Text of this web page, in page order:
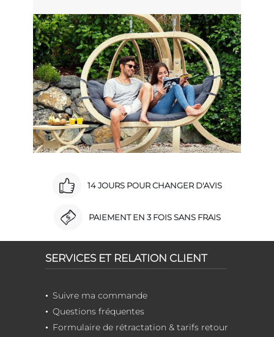
14 JOURS POUR CHANGER D'AVIS
PAIEMENT EN 3 FOIS SANS FRAIS
SERVICES ET RELATION CLIENT
Suivre ma commande
Questions fréquentes
Formulaire de rétractation & tarifs retour